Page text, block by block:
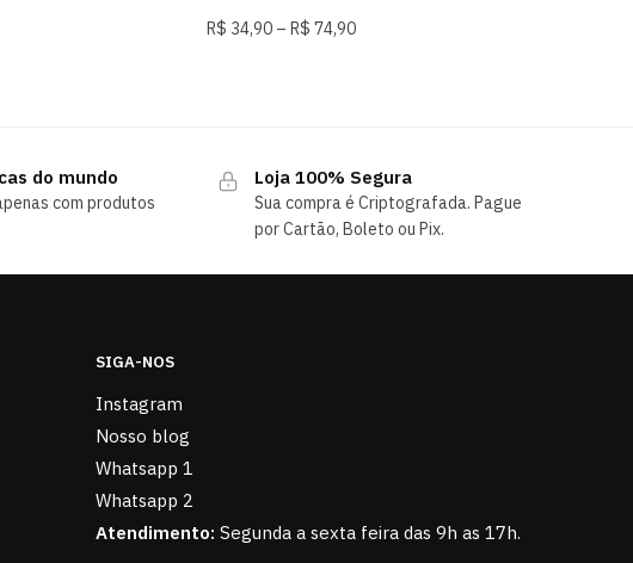
R$ 34,90– R$ 74,90
do mundo
com produtos
Loja 100% Segura
Sua compra é Criptografada. Pague
por Cartão, Boleto ou Pix.
SIGA-NOS
Instagram
Nosso blog
Whatsapp 1
Whatsapp 2
Atendimento: Segunda a sexta feira das 9h as 17h.